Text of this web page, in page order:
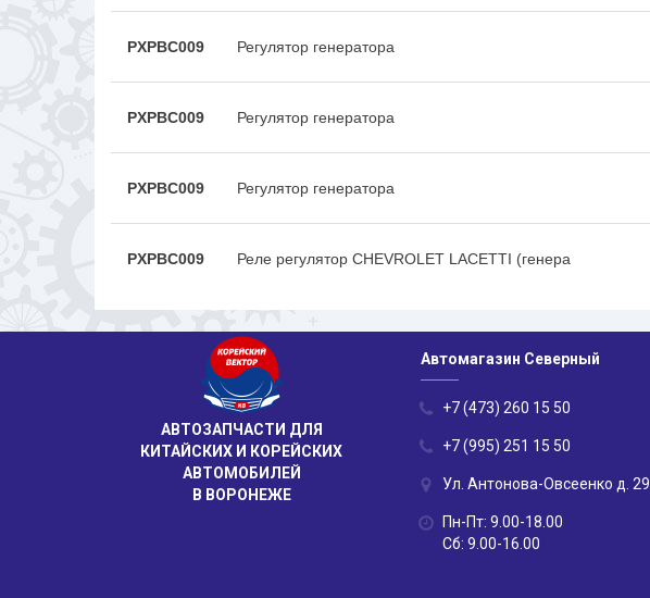
PXPBC009 Регулятор генератора
PXPBC009 Регулятор генератора
PXPBC009 Регулятор генератора
PXPBC009 Реле регулятор CHEVROLET LACETTI (генера
АВТОЗАПЧАСТИ ДЛЯ
КИТАЙСКИХ И КОРЕЙСКИХ
АВТОМОБИЛЕЙ
В ВОРОНЕЖЕ
Автомагазин Северный
+7 (473) 260 15 50
+7 (995) 251 15 50
Ул. Антонова-Овсеенко д. 29
Пн-Пт: 9.00-18.00
Сб: 9.00-16.00